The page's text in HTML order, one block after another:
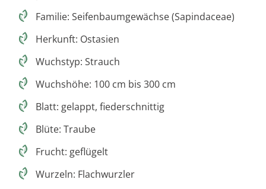
Familie: Seifenbaumgewächse (Sapindaceae)
Herkunft: Ostasien
Wuchstyp: Strauch
Wuchshöhe: 100 cm bis 300 cm
Blatt: gelappt, fiederschnittig
Blüte: Traube
Frucht: geflügelt
Wurzeln: Flachwurzler